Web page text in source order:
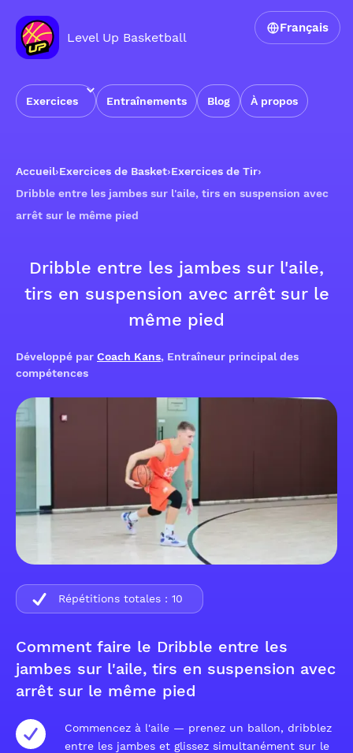
Level Up Basketball
Exercices Entraînements Blog À propos
Français
Accueil›Exercices de Basket›Exercices de Tir›
Dribble entre les jambes sur l'aile, tirs en suspension avec
arrêt sur le même pied
Dribble entre les jambes sur l'aile,
tirs en suspension avec arrêt sur le
même pied
Développé par Coach Kans, Entraîneur principal des
compétences
Comment faire le Dribble entre les
jambes sur l'aile, tirs en suspension avec
arrêt sur le même pied
Commencez à l'aile — prenez un ballon, dribblez
entre les jambes et glissez simultanément sur le
Répétitions totales : 10